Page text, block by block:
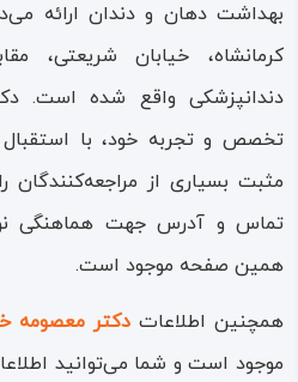
بهداشت دهان و دندان ارائه
کرمانشاه، خیابان شریعتی،
دندانپزشکی واقع شده است.
تخصص و تجربه خود، با استقبال
مثبت بسیاری از
تماس و آدرس جهت هماهنگی
همین صفحه موجود است.
همچنین اطلاعات دکتر معصومه
موجود است و شما می‌توانید